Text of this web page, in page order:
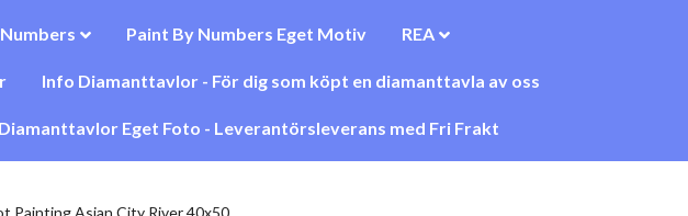
Paint By Numbers Eget Motiv REA
Info Diamanttavlor - För dig som köpt en diamanttavla av oss
Diamanttavlor Eget Foto - Leverantörsleverans med Fri Frakt
Painting Asian City River 40x50